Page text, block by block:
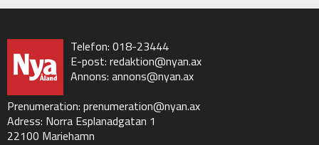
Telefon: 018-23444
E-post: redaktion@nyan.ax
Annons: annons@nyan.ax
Prenumeration: prenumeration@nyan.ax
Adress: Norra Esplanadgatan 1
22100 Mariehamn